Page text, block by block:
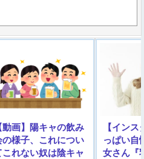
動画】陽キャの飲み
の様子、これについ
これない奴は陰キャ
【イン
っぱい自
女さん『